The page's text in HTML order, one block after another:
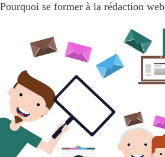
Pourquoi se former à la rédaction